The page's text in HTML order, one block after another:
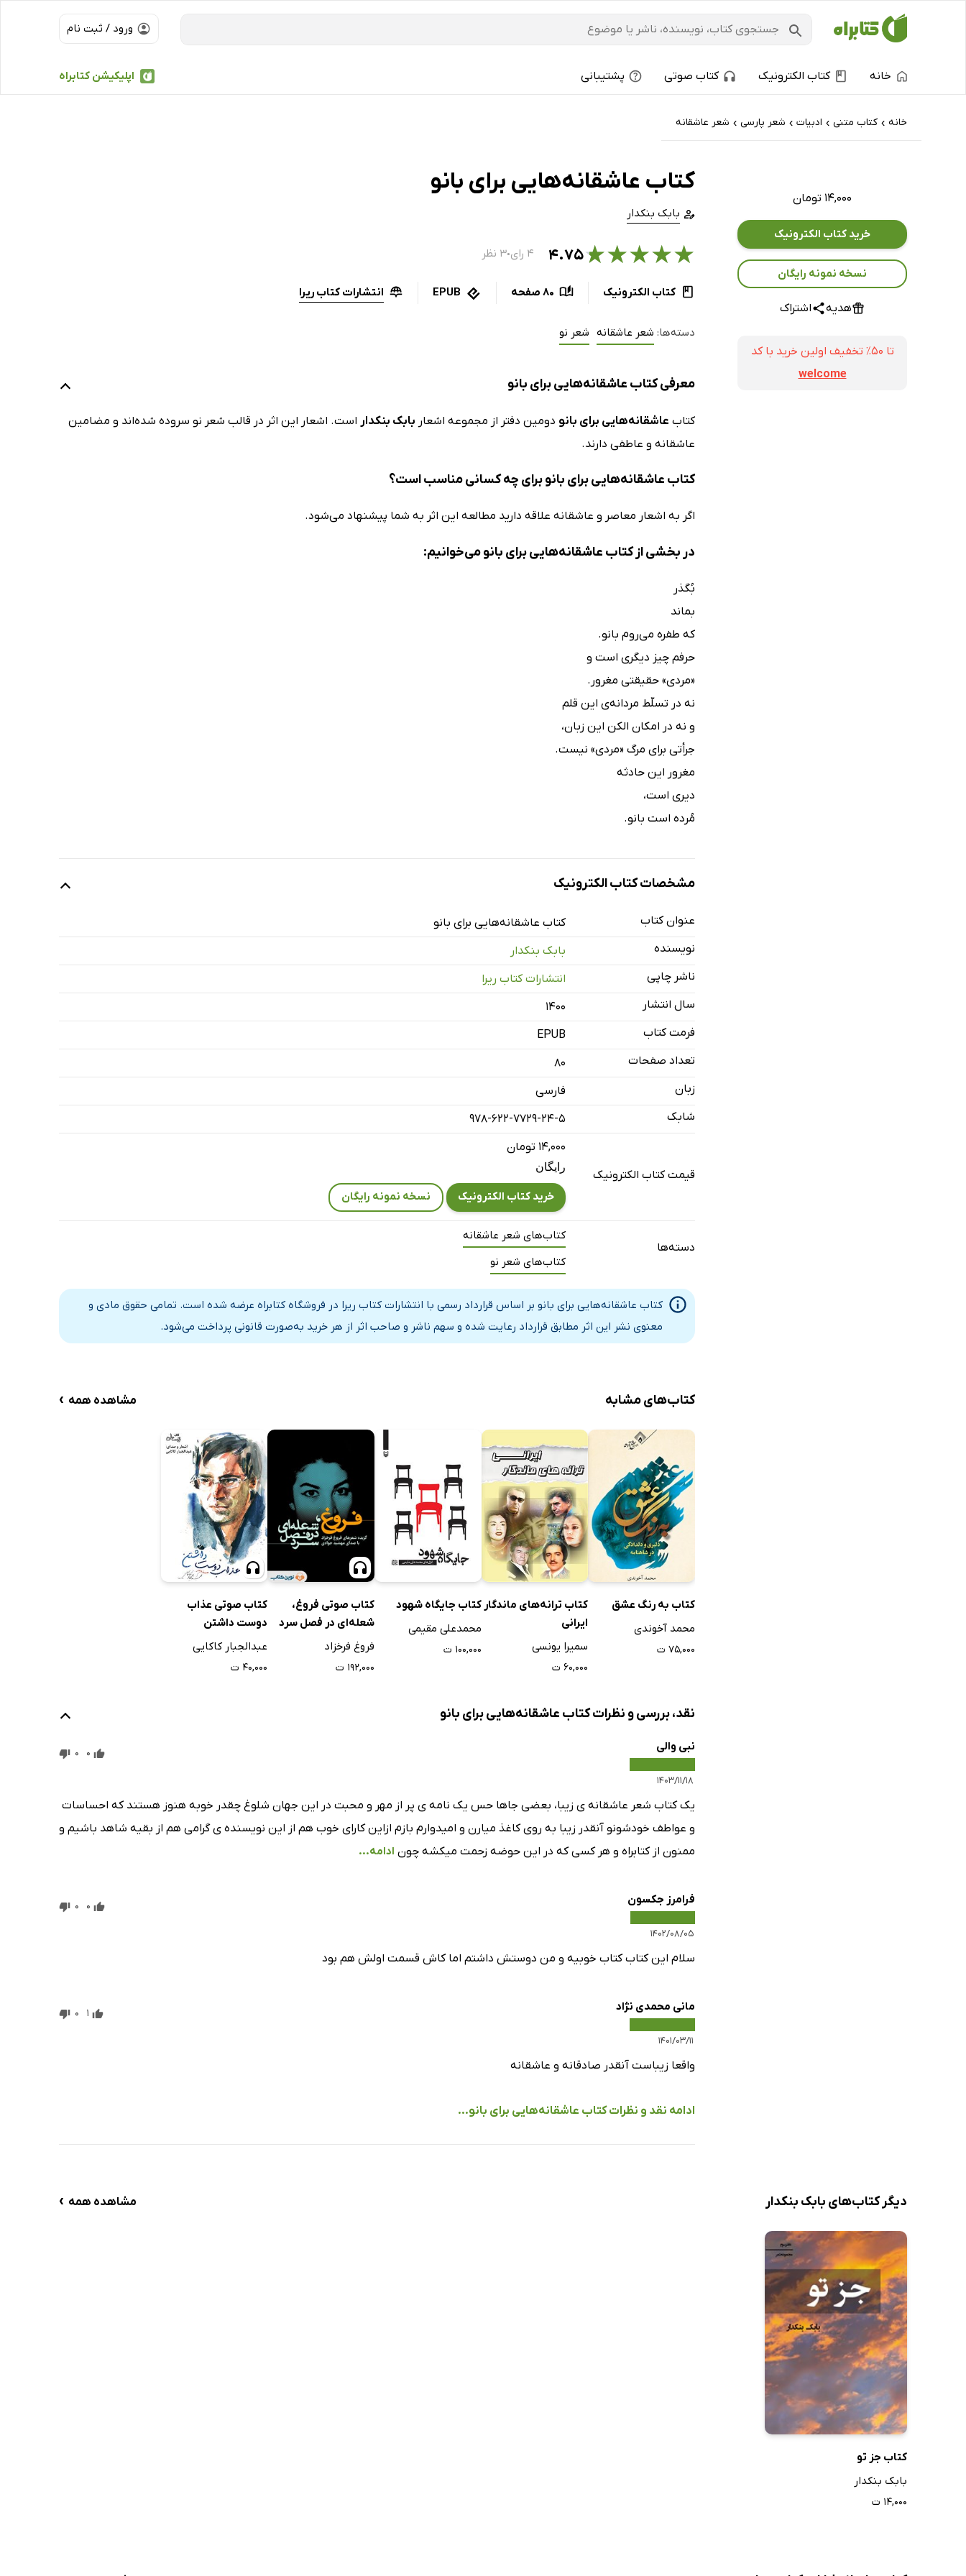
ورود / ثبت نام
اپلیکیشن کتابراه خانه کتاب الکترونیک کتاب صوتی پشتیبانی
خانه › کتاب‌ متنی › ادبیات › شعر پارسی › شعر عاشقانه
۱۴,۰۰۰ تومان
خرید کتاب الکترونیک
نسخه نمونه رایگان
هدیه اشتراک
تا ۵۰٪ تخفیف اولین خرید با کد
welcome
کتاب عاشقانه‌هایی برای بانو
بابک بنکدار
★
★
★
★
★۴.۷۵ ۴ رای ●۳ نظر
کتاب الکترونیک 80 صفحه EPUB انتشارات کتاب ریرا
دسته‌ها: شعر عاشقانه شعر نو
معرفی کتاب عاشقانه‌هایی برای بانو
کتاب عاشقانه‌هایی برای بانو دومین دفتر از مجموعه اشعار بابک بنکدار است. اشعار این اثر در قالب شعر نو سروده شده‌اند و مضامین
عاشقانه و عاطفی دارند.
کتاب عاشقانه‌هایی برای بانو برای چه کسانی مناسب است؟
اگر به اشعار معاصر و عاشقانه علاقه دارید مطالعه این اثر به شما پیشنهاد می‌شود.
در بخشی از کتاب عاشقانه‌هایی برای بانو می‌خوانیم:
بُگذر
بماند
که طفره می‌روم بانو.
حرفم چیز دیگری است و
«مردی» حقیقتی مغرور.
نه در تسلّط مردانه‌ی این قلم
و نه در امکان الکن این زبان،
جرأتی برای مرگ «مردی» نیست.
مغرور این حادثه
دیری است،
مُرده است بانو.
مشخصات کتاب الکترونیک
عنوان کتاب
کتاب عاشقانه‌هایی برای بانو
نویسنده
بابک بنکدار
ناشر چاپی
انتشارات کتاب ریرا
سال انتشار
۱۴۰۰
فرمت کتاب
EPUB
تعداد صفحات
80
زبان
فارسی
شابک
978-622-7729-24-5
قیمت کتاب الکترونیک
۱۴,۰۰۰ تومان
رایگان
خرید کتاب الکترونیک نسخه نمونه رایگان
دسته‌ها
کتاب‌های شعر عاشقانه
کتاب‌های شعر نو
کتاب عاشقانه‌هایی برای بانو بر اساس قرارداد رسمی با انتشارات کتاب ریرا در فروشگاه کتابراه عرضه شده است. تمامی حقوق مادی و
معنوی نشر این اثر مطابق قرارداد رعایت شده و سهم ناشر و صاحب اثر از هر خرید به‌صورت قانونی پرداخت می‌شود.
کتاب‌های مشابه مشاهده همه ›
کتاب به رنگ عشق
محمد آخوندی
۷۵,۰۰۰ ت
کتاب ترانه‌های ماندگار
ایرانی
سمیرا یونسی
۶۰,۰۰۰ ت
کتاب جایگاه شهود
محمدعلی مقیمی
۱۰۰,۰۰۰ ت
کتاب صوتی فروغ،
شعله‌ای در فصل سرد
فروغ فرخزاد
۱۹۲,۰۰۰ ت
کتاب صوتی عذاب
دوست داشتن
عبدالجبار کاکایی
۴۰,۰۰۰ ت
نقد، بررسی و نظرات کتاب عاشقانه‌هایی برای بانو
نبی والی
۱۴۰۳/۱۱/۱۸
0
0
یک کتاب شعر عاشقانه ی زیبا، بعضی جاها حس یک نامه ی پر از مهر و محبت در این جهان شلوغ چقدر خوبه هنوز هستند که احساسات
و عواطف خودشونو آنقدر زیبا به روی کاغذ میارن و امیدوارم بازم ازاین کارای خوب هم از این نویسنده ی گرامی هم از بقیه شاهد باشیم و
ممنون از کتابراه و هر کسی که در این حوضه زحمت میکشه چون ادامه...
فرامرز جکسون
۱۴۰۲/۰۸/۰۵
0
0
سلام این کتاب کتاب خوبیه و من دوستش داشتم اما کاش قسمت اولش هم بود
مانی محمدی نژاد
۱۴۰۱/۰۳/۱۱
1
0
واقعا زیباست آنقدر صادقانه و عاشقانه
ادامه نقد و نظرات کتاب عاشقانه‌هایی برای بانو...
دیگر کتاب‌های بابک بنکدار مشاهده همه ›
کتاب جز تو
بابک بنکدار
۱۴,۰۰۰ ت